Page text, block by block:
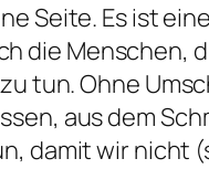
Seite. Es ist
die Menschen,
tun. Ohne
aus dem
damit wir nicht